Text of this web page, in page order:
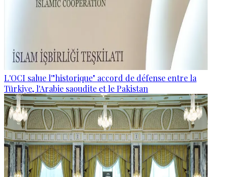
L'OCI salue l'"historique" accord de défense entre la
Türkiye, l'Arabie saoudite et le Pakistan